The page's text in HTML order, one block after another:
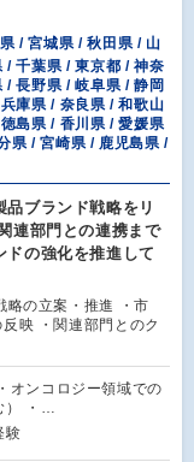
/ 宮城県 / 秋田県 / 山
/ 千葉県 / 東京都 / 神奈
長野県 / 岐阜県 / 静岡
庫県 / 奈良県 / 和歌山
島県 / 香川県 / 愛媛県
県 / 宮崎県 / 鹿児島県 /
品ブランド戦略をリ
連部門との連携まで
の強化を推進して
略の立案・推進 ・市
映 ・関連部門とのク
オンコロジー領域での
） ・…
験